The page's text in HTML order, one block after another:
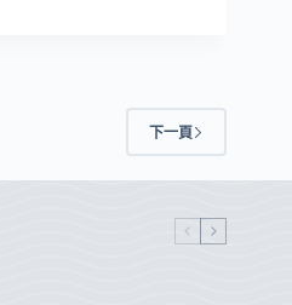
下一頁